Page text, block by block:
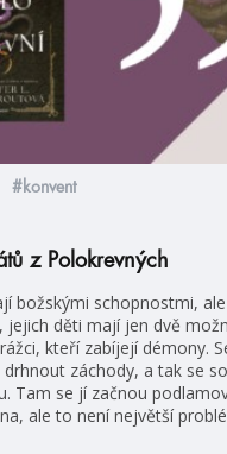
#konvent
z Polokrevných
božskými schopnostmi,
jejich děti mají jen dvě
kteří zabíjejí démony.
záchody, a tak se
Tam se jí začnou
ale to není největší